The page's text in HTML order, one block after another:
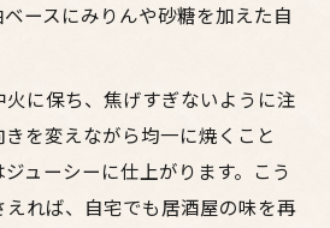
ースにみりんや砂糖を加えた自
に保ち、焦げすぎないように注
を変えながら均一に焼くこと
ューシーに仕上がります。こう
えれば、自宅でも居酒屋の味を再